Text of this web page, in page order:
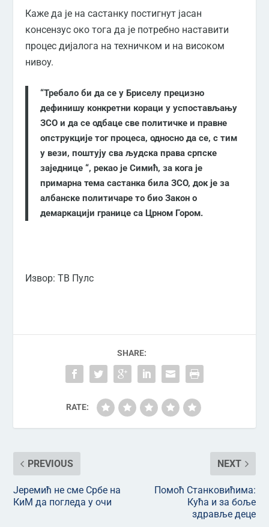
Каже да је на састанку постигнут јасан
консензус око тога да је потребно наставити
процес дијалога на техничком и на високом
нивоу.
“Требало би да се у Бриселу прецизно
дефинишу конкретни кораци у успостављању
ЗСО и да се одбаце све политичке и правне
опструкције тог процеса, односно да се, с тим
у вези, поштују сва људска права српске
заједнице “, рекао је Симић, за кога је
примарна тема састанка била ЗСО, док је за
албанске политичаре то био Закон о
демаркацији границе са Црном Гором.
Извор: ТВ Пулс
SHARE:
RATE:
PREVIOUS
Јеремић не сме Србе на
КиМ да погледа у очи
NEXT
Помоћ Станковићима:
Кућа и за боље
здравље деце